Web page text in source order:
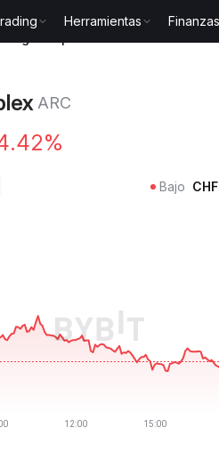
Herramientas Finanzas
ARC
Bajo CHF